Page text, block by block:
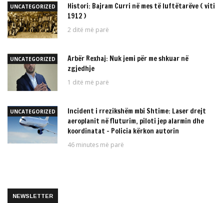
UNCATEGORIZED
Histori: Bajram Curri në mes të luftëtarëve ( viti
1912 )
2 ditë më parë
UNCATEGORIZED
Arbër Rexhaj: Nuk jemi për me shkuar në
zgjedhje
1 ditë më parë
UNCATEGORIZED
Incident i rrezikshëm mbi Shtime: Laser drejt
aeroplanit në fluturim, piloti jep alarmin dhe
koordinatat – Policia kërkon autorin
46 minutes më parë
NEWSLETTER